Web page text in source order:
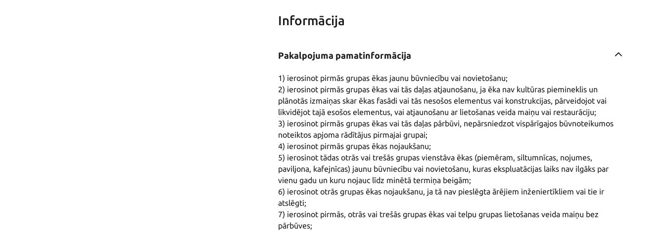
Informācija
Pakalpojuma pamatinformācija
1) ierosinot pirmās grupas ēkas jaunu būvniecību vai novietošanu;
2) ierosinot pirmās grupas ēkas vai tās daļas atjaunošanu, ja ēka nav kultūras piemineklis un
plānotās izmaiņas skar ēkas fasādi vai tās nesošos elementus vai konstrukcijas, pārveidojot vai
likvidējot tajā esošos elementus, vai atjaunošanu ar lietošanas veida maiņu vai restaurāciju;
3) ierosinot pirmās grupas ēkas vai tās daļas pārbūvi, nepārsniedzot vispārīgajos būvnoteikumos
noteiktos apjoma rādītājus pirmajai grupai;
4) ierosinot pirmās grupas ēkas nojaukšanu;
5) ierosinot tādas otrās vai trešās grupas vienstāva ēkas (piemēram, siltumnīcas, nojumes,
paviljona, kafejnīcas) jaunu būvniecību vai novietošanu, kuras ekspluatācijas laiks nav ilgāks par
vienu gadu un kuru nojauc līdz minētā termiņa beigām;
6) ierosinot otrās grupas ēkas nojaukšanu, ja tā nav pieslēgta ārējiem inženiertīkliem vai tie ir
atslēgti;
7) ierosinot pirmās, otrās vai trešās grupas ēkas vai telpu grupas lietošanas veida maiņu bez
pārbūves;